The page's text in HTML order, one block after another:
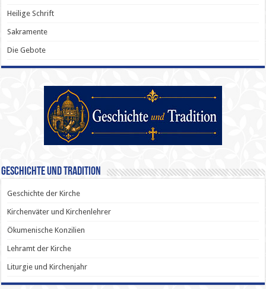
Heilige Schrift
Sakramente
Die Gebote
Geschichte und Tradition
Geschichte der Kirche
Kirchenväter und Kirchenlehrer
Ökumenische Konzilien
Lehramt der Kirche
Liturgie und Kirchenjahr